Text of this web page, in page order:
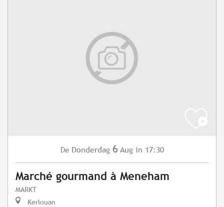
De Donderdag 6 Aug in 17:30
Marché gourmand à Meneham
MARKT
Kerlouan